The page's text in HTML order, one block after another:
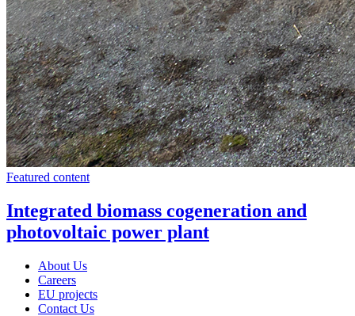
Featured content
Integrated biomass cogeneration and
photovoltaic power plant
About Us
Careers
EU projects
Contact Us